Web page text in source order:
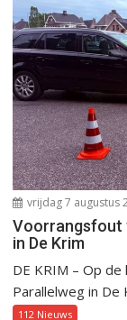
vrijdag 7 augustus
Voorrangsfout
in De Krim
DE KRIM – Op
Parallelweg in De
112 Nieuws